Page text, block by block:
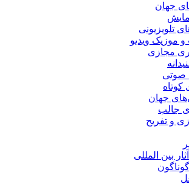
جهان
تلویزیونی
موزیک ویدیو
مجازی
صوتی
کوتاه
جهان
جالب
و تفریح
بین المللی